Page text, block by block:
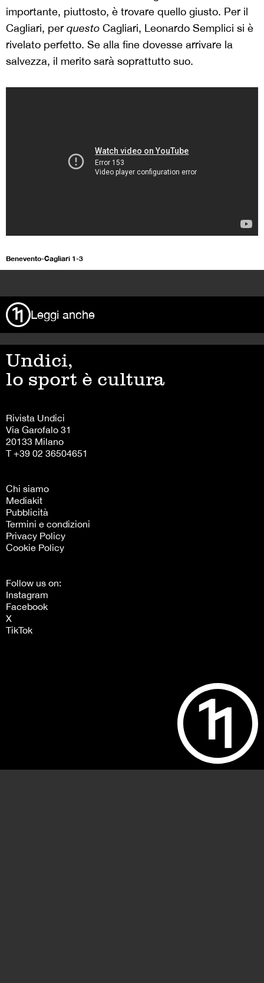
importante, piuttosto, è trovare quello giusto. Per il
Cagliari, per questo Cagliari, Leonardo Semplici si è
rivelato perfetto. Se alla fine dovesse arrivare la
salvezza, il merito sarà soprattutto suo.
Benevento-Cagliari 1-3
Leggi anche
Undici,
lo sport è cultura
Rivista Undici
Via Garofalo 31
20133 Milano
T +39 02 36504651
Chi siamo
Mediakit
Pubblicità
Termini e condizioni
Privacy Policy
Cookie Policy
Follow us on:
Instagram
Facebook
X
TikTok